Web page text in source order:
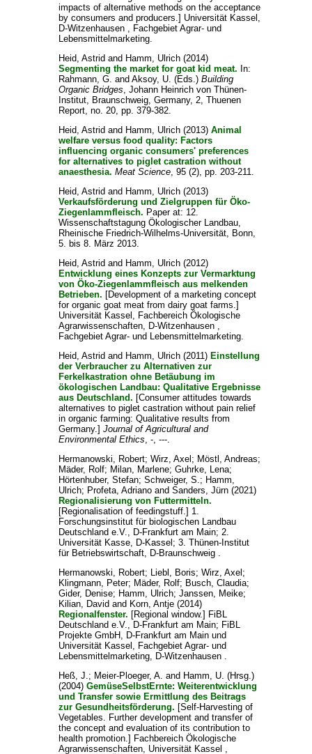
impacts of alternative methods on the acceptance
by consumers and producers.] Universität Kassel,
D-Witzenhausen , Fachgebiet Agrar- und
Lebensmittelmarketing.
Heid, Astrid and Hamm, Ulrich(2014)
Segmenting the market for goat kid meat. In:
Rahmann, G. and Aksoy, U. (Eds.) Building
Organic Bridges, Johann Heinrich von Thünen-
Institut, Braunschweig, Germany, 2, Thuenen
Report, no. 20, pp. 379-382.
Heid, Astrid and Hamm, Ulrich(2013) Animal
welfare versus food quality: Factors
influencing organic consumers' preferences
for alternatives to piglet castration without
anaesthesia. Meat Science, 95 (2), pp. 203-211.
Heid, Astrid and Hamm, Ulrich(2013)
Verkaufsförderung und Zielgruppen für Öko-
Ziegenlammfleisch. Paper at: 12.
Wissenschaftstagung Ökologischer Landbau,
Rheinische Friedrich-Wilhelms-Universität, Bonn,
5. bis 8. März 2013.
Heid, Astrid and Hamm, Ulrich(2012)
Entwicklung eines Konzepts zur Vermarktung
von Öko-Ziegenlammfleisch aus melkenden
Betrieben. [Development of a marketing concept
for organic goat meat from dairy goat farms.]
Universität Kassel, Fachbereich Ökologische
Agrarwissenschaften, D-Witzenhausen ,
Fachgebiet Agrar- und Lebensmittelmarketing.
Heid, Astrid and Hamm, Ulrich(2011) Einstellung
der Verbraucher zu Alternativen zur
Ferkelkastration ohne Betäubung im
ökologischen Landbau: Qualitative Ergebnisse
aus Deutschland. [Consumer attitudes towards
alternatives to piglet castration without pain relief
in organic farming: Qualitative results from
Germany.] Journal of Agricultural and
Environmental Ethics, -, ---.
Hermanowski, Robert; Wirz, Axel ; Möstl, Andreas;
Mäder, Rolf; Milan, Marlene; Guhrke, Lena;
Hörtenhuber, Stefan; Schweiger, S.; Hamm,
Ulrich; Profeta, Adrianoand Sanders, Jürn(2021)
Regionalisierung von Futtermitteln.
[Regionalisation of feedingstuff.] 1.
Forschungsinstitut für biologischen Landbau
Deutschland e.V., D-Frankfurt am Main; 2.
Universität Kasse, D-Kassel; 3. Thünen-Institut
für Betriebswirtschaft, D-Braunschweig .
Hermanowski, Robert; Liebl, Boris; Wirz, Axel ;
Klingmann, Peter; Mäder, Rolf; Busch, Claudia;
Gider, Denise; Hamm, Ulrich; Janssen, Meike;
Kilian, David and Korn, Antje(2014)
Regionalfenster. [Regional window.] FiBL
Deutschland e.V., D-Frankfurt am Main; FiBL
Projekte GmbH, D-Frankfurt am Main und
Universität Kassel, Fachgebiet Agrar- und
Lebensmittelmarketing, D-Witzenhausen .
Heß, J.; Meier-Ploeger, A. and Hamm, U. (Hrsg.)
(2004) GemüseSelbstErnte: Weiterentwicklung
und Transfer sowie Ermittlung des Beitrags
zur Gesundheitsförderung. [Self-Harvesting of
Vegetables. Further development and transfer of
the concept and evaluation of its contribution to
health promotion.] Fachbereich Ökologische
Agrarwissenschaften, Universität Kassel ,